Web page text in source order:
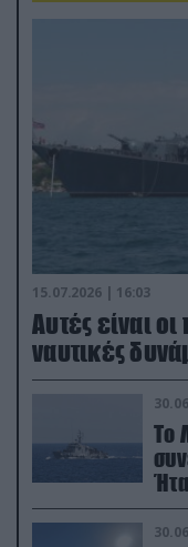
15.07.2026 | 16:03
Aυτές είναι
ναυτικές
Το